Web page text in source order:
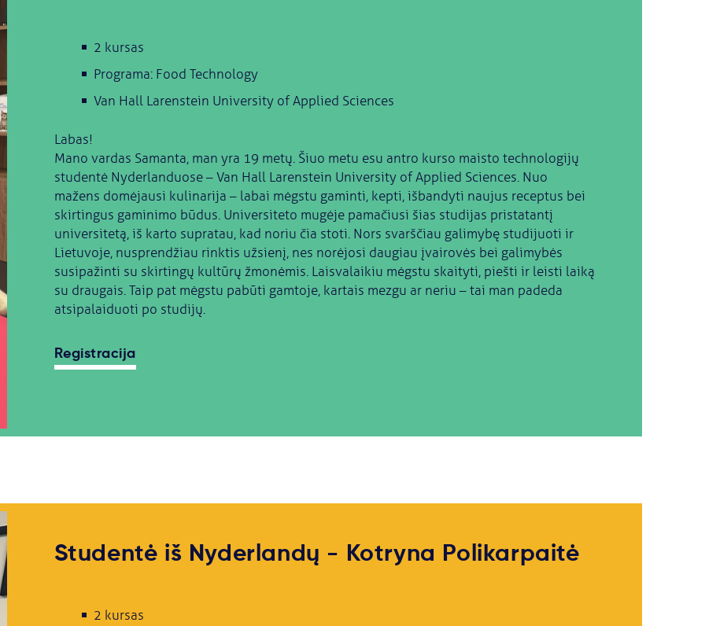
2 kursas
Programa: Food Technology
Van Hall Larenstein University of Applied Sciences
Labas!
Mano vardas Samanta, man yra 19 metų. Šiuo metu esu antro kurso maisto technologijų
studentė Nyderlanduose – Van Hall Larenstein University of Applied Sciences. Nuo
mažens domėjausi kulinarija – labai mėgstu gaminti, kepti, išbandyti naujus receptus bei
skirtingus gaminimo būdus. Universiteto mugėje pamačiusi šias studijas pristatantį
universitetą, iš karto supratau, kad noriu čia stoti. Nors svarščiau galimybę studijuoti ir
Lietuvoje, nusprendžiau rinktis užsienį, nes norėjosi daugiau įvairovės bei galimybės
susipažinti su skirtingų kultūrų žmonėmis. Laisvalaikiu mėgstu skaityti, piešti ir leisti laiką
su draugais. Taip pat mėgstu pabūti gamtoje, kartais mezgu ar neriu – tai man padeda
atsipalaiduoti po studijų.
Registracija
Studentė iš Nyderlandų - Kotryna Polikarpaitė
2 kursas